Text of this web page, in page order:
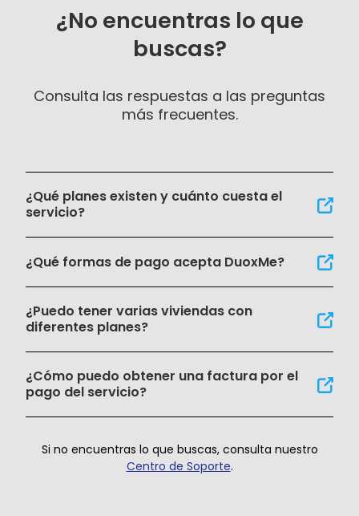
¿No encuentras lo que
buscas?
Consulta las respuestas a las preguntas
más frecuentes.
¿Qué planes existen y cuánto cuesta el
servicio?
¿Qué formas de pago acepta DuoxMe?
¿Puedo tener varias viviendas con
diferentes planes?
¿Cómo puedo obtener una factura por el
pago del servicio?
Si no encuentras lo que buscas, consulta nuestro
Centro de Soporte.